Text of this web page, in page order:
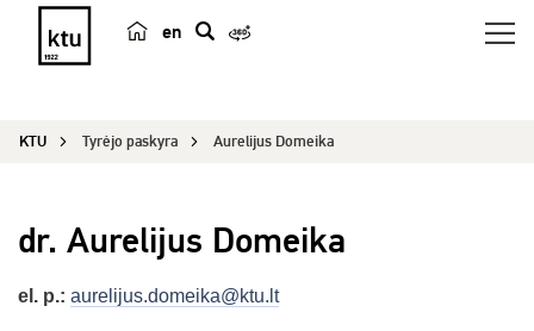
en
e
a
KTU Tyrėjo paskyra Aurelijus Domeika
dr. Aurelijus Domeika
el. p.: aurelijus.domeika@ktu.lt